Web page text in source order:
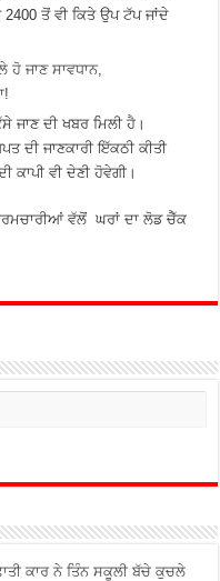
ਤੋਂ ਵੀ ਕਿਤੇ ਉਪ ਟੱਪ ਜਾਂਦੇ
ਜਾਣ ਦੀ ਖਬਰ ਮਿਲੀ ਹੈ।
ਦੀ ਜਾਣਕਾਰੀ ਇੱਕਠੀ ਕੀਤੀ
ਕਾਪੀ ਵੀ ਦੇਣੀ ਹੋਵੇਗੀ।
ਵੱਲੋਂ ਘਰਾਂ ਦਾ ਲੋਡ ਚੈੱਕ
ਕਾਰ ਨੇ ਤਿੰਨ ਸਕੂਲੀ ਬੱਚੇ ਕੁਚਲੇ